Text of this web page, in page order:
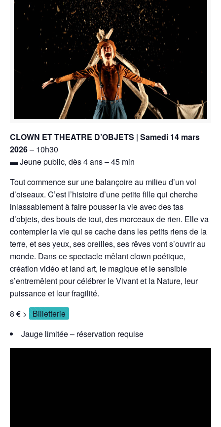
CLOWN ET THEATRE D’OBJETS | Samedi 14 mars
2026– 10h30
▬ Jeune public, dès 4 ans – 45 min
Tout commence sur une balançoire au milieu d’un vol
d’oiseaux. C’est l’histoire d’une petite fille qui cherche
inlassablement à faire pousser la vie avec des tas
d’objets, des bouts de tout, des morceaux de rien. Elle va
contempler la vie qui se cache dans les petits riens de la
terre, et ses yeux, ses oreilles, ses rêves vont s’ouvrir au
monde. Dans ce spectacle mêlant clown poétique,
création vidéo et land art, le magique et le sensible
s’entremêlent pour célébrer le Vivant et la Nature, leur
puissance et leur fragilité.
8 € >
Billetterie
Jauge limitée – réservation requise